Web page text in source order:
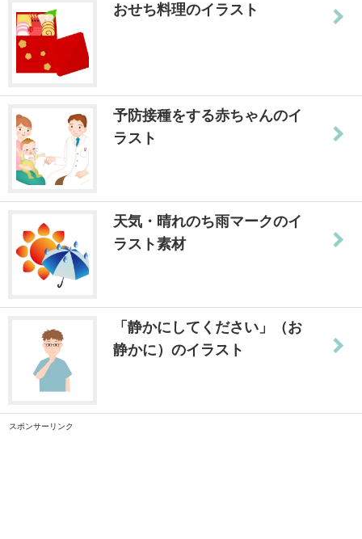
おせち料理のイラスト
予防接種をする赤ちゃんのイ
ラスト
天気・晴れのち雨マークのイ
ラスト素材
「静かにしてください」（お
静かに）のイラスト
スポンサーリンク